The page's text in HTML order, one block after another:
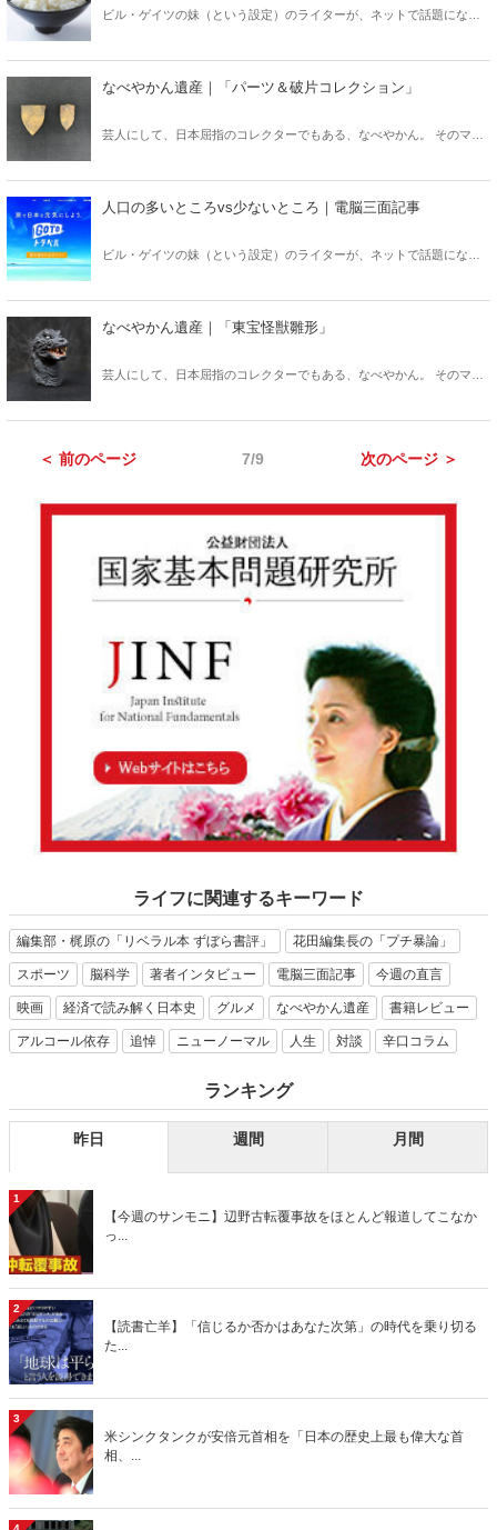
ビル・ゲイツの妹（という設定）のライターが、ネットで話題になっ
いっております。あなたの本当に食べているものを教えてほしい！
なべやかん遺産｜「パーツ＆破片コレクション」
芸人にして、日本屈指のコレクターでもある、なべやかん。 そのマニ
し！ 今回は「パーツ＆破片コレクション」！
人口の多いところvs少ないところ｜電脳三面記事
ビル・ゲイツの妹（という設定）のライターが、ネットで話題になっ
の少ないところの対立が始まり、それが後世に禍根を遺すことにな
る？？
なべやかん遺産｜「東宝怪獣雛形」
芸人にして、日本屈指のコレクターでもある、なべやかん。 そのマニ
＜ 前のページ 7/9 次のページ ＞
ライフに関連するキーワード
編集部・梶原の「リベラル本 ずぼら書評」 花田編集長の「プチ暴論」
スポーツ 脳科学 著者インタビュー 電脳三面記事 今週の直言
映画 経済で読み解く日本史 グルメ なべやかん遺産 書籍レビュー
アルコール依存 追悼 ニューノーマル 人生 対談 辛口コラム
ランキング
昨日 週間 月間
1
【今週のサンモニ】辺野古転覆事故をほとんど報道してこなか
っ...
2
【読書亡羊】「信じるか否かはあなた次第」の時代を乗り切る
た...
3
米シンクタンクが安倍元首相を「日本の歴史上最も偉大な首
相、...